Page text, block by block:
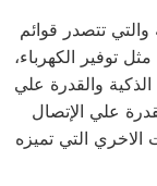
والتي تتصدر قوائم
توفير الكهرباء،
والقدرة علي
علي الإتصال
الاخري التي تميزه